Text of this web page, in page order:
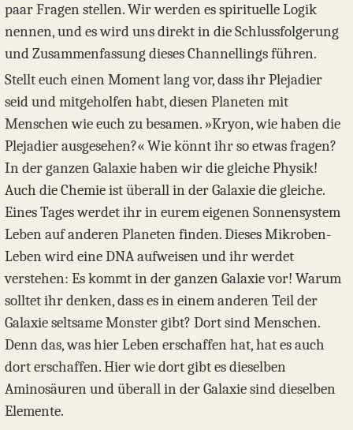
paar Fragen stellen. Wir werden es spirituelle Logik
nennen, und es wird uns direkt in die Schlussfolgerung
und Zusammenfassung dieses Channellings führen.
Stellt euch einen Moment lang vor, dass ihr Plejadier
seid und mitgeholfen habt, diesen Planeten mit
Menschen wie euch zu besamen. »Kryon, wie haben die
Plejadier ausgesehen?« Wie könnt ihr so etwas fragen?
In der ganzen Galaxie haben wir die gleiche Physik!
Auch die Chemie ist überall in der Galaxie die gleiche.
Eines Tages werdet ihr in eurem eigenen Sonnensystem
Leben auf anderen Planeten finden. Dieses Mikroben-
Leben wird eine DNA aufweisen und ihr werdet
verstehen: Es kommt in der ganzen Galaxie vor! Warum
solltet ihr denken, dass es in einem anderen Teil der
Galaxie seltsame Monster gibt? Dort sind Menschen.
Denn das, was hier Leben erschaffen hat, hat es auch
dort erschaffen. Hier wie dort gibt es dieselben
Aminosäuren und überall in der Galaxie sind dieselben
Elemente.